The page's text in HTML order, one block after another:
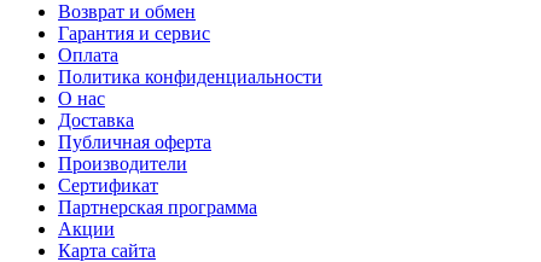
Возврат и обмен
Гарантия и сервис
Оплата
Политика конфиденциальности
О нас
Доставка
Публичная оферта
Производители
Сертификат
Партнерская программа
Акции
Карта сайта